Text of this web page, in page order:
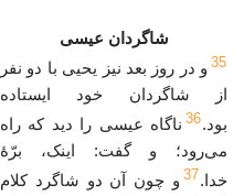
شاگردان عيسى
35 و در روز بعد نیز یحیی با دو نفر
از شاگردان خود ایستاده
بود.36 ناگاه عیسی را دید که راه
می‌رود؛ و گفت: اینک، برّهٔ
خدا.37 و چون آن دو شاگرد کلام